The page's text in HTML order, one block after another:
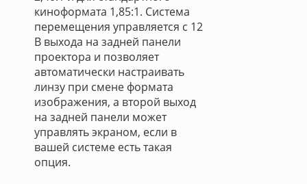
киноформата 1,85:1. Система
перемещения управляется с 12
В выхода на задней панели
проектора и позволяет
автоматически настраивать
линзу при смене формата
изображения, а второй выход
на задней панели может
управлять экраном, если в
вашей системе есть такая
опция.